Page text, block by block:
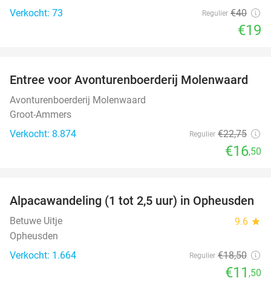
Verkocht: 73
Regulier €40
€19
27%
Entree voor Avonturenboerderij Molenwaard
Avonturenboerderij Molenwaard
Groot-Ammers
Verkocht: 8.874
Regulier €22,75
€16,50
38%
Alpacawandeling (1 tot 2,5 uur) in Opheusden
Betuwe Uitje 9.6 star
Opheusden
Verkocht: 1.664
Regulier €18,50
€11 ,50